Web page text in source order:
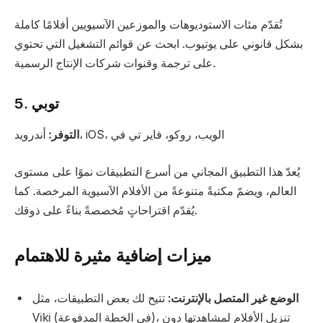
تُقدّم مئات الاستوديوهات والموزعين الآسيويين أفلامًا كاملة
بشكل قانوني على يوتيوب. ابحث عن قوائم التشغيل التي تحتوي
على ترجمة وقنوات شركات الإنتاج الرسمية.
5. توبي
التوفر: أندرويد، iOS، الويب، روكو، فاير تي في
يُعدّ هذا التطبيق المجاني من أسرع التطبيقات نموًا على مستوى
العالم، ويضمّ مكتبةً متنوعةً من الأفلام الآسيوية المرخصة. كما
يُقدّم اقتراحاتٍ مُخصصةً بناءً على ذوقك.
ميزات إضافية مثيرة للاهتمام
الوضع غير المتصل بالإنترنت: تتيح لك بعض التطبيقات، مثل
Viki (في الخطة المدفوعة)، تنزيل الأفلام لمشاهدتها دون